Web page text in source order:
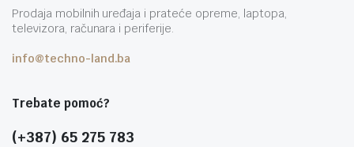
Prodaja mobilnih uređaja i prateće opreme, laptopa,
televizora, računara i periferije.
info@techno-land.ba
Trebate pomoć?
(+387) 65 275 783